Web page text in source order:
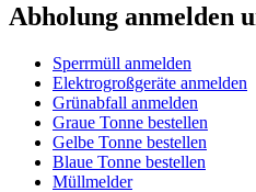
Abholung anmelden
Sperrmüll anmelden
Elektrogroßgeräte anmelden
Grünabfall anmelden
Graue Tonne bestellen
Gelbe Tonne bestellen
Blaue Tonne bestellen
Müllmelder